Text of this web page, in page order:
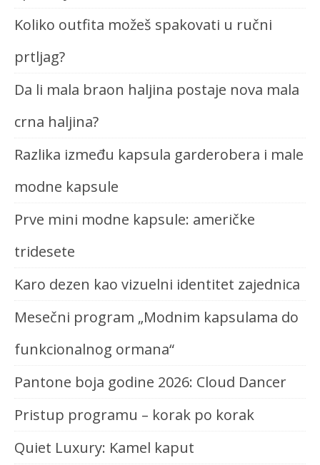
Koliko outfita možeš spakovati u ručni
prtljag?
Da li mala braon haljina postaje nova mala
crna haljina?
Razlika između kapsula garderobera i male
modne kapsule
Prve mini modne kapsule: američke
tridesete
Karo dezen kao vizuelni identitet zajednica
Mesečni program „Modnim kapsulama do
funkcionalnog ormana“
Pantone boja godine 2026: Cloud Dancer
Pristup programu – korak po korak
Quiet Luxury: Kamel kaput